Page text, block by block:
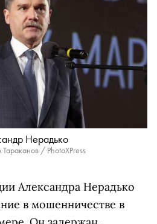
Нерадько
/ PhotoXPress
Александра Нерадько
в мошенничестве в